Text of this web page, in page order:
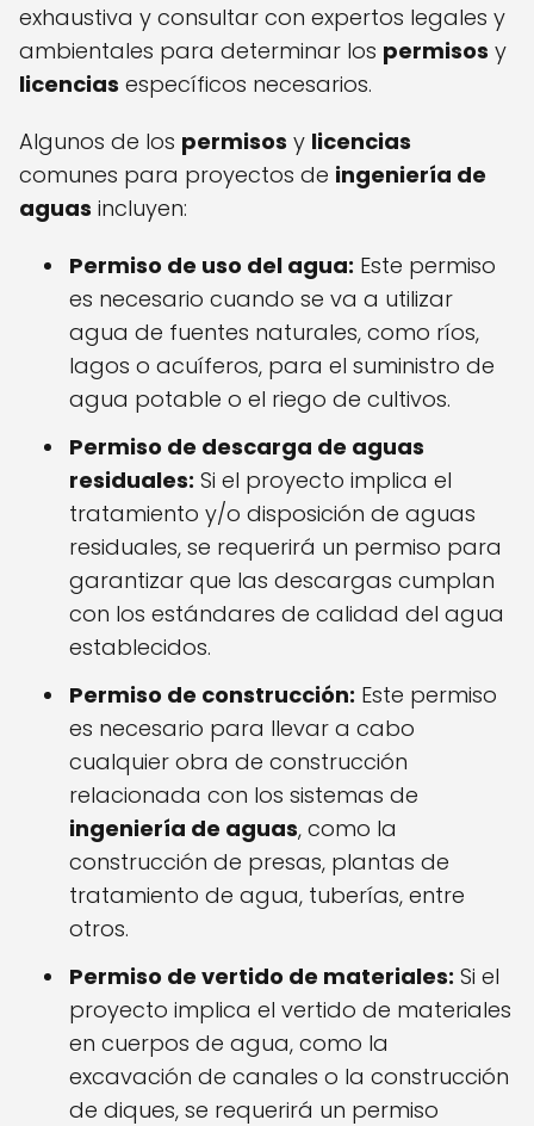
exhaustiva y consultar con expertos legales y
ambientales para determinar los permisos y
licencias específicos necesarios.
Algunos de los permisos y licencias
comunes para proyectos de ingeniería de
aguas incluyen:
Permiso de uso del agua: Este permiso
es necesario cuando se va a utilizar
agua de fuentes naturales, como ríos,
lagos o acuíferos, para el suministro de
agua potable o el riego de cultivos.
Permiso de descarga de aguas
residuales: Si el proyecto implica el
tratamiento y/o disposición de aguas
residuales, se requerirá un permiso para
garantizar que las descargas cumplan
con los estándares de calidad del agua
establecidos.
Permiso de construcción: Este permiso
es necesario para llevar a cabo
cualquier obra de construcción
relacionada con los sistemas de
ingeniería de aguas, como la
construcción de presas, plantas de
tratamiento de agua, tuberías, entre
otros.
Permiso de vertido de materiales: Si el
proyecto implica el vertido de materiales
en cuerpos de agua, como la
excavación de canales o la construcción
de diques, se requerirá un permiso